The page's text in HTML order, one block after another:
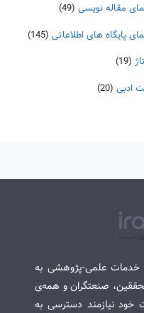
مقاله نویسی (49)
پایگاه های اطلاعاتی (145)
(19)
ادبی (20)
خدمات علمی-پژوهشی به
صنعتگران و همه‌ی
خود نیازمند دسترسی به